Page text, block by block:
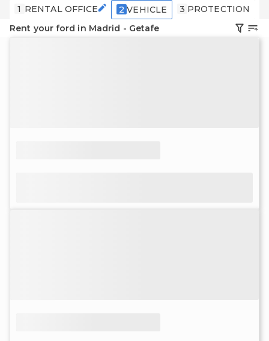
1 RENTAL OFFICE 2 VEHICLE 3 PROTECTION
Rent your ford in Madrid - Getafe